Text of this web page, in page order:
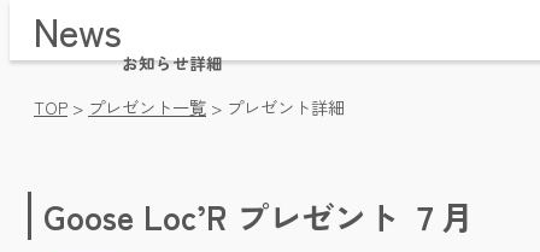
Time Table / 番組表
News / お知らせ・プレゼント
Message / メッセージ・リクエスト
Videos / 動画アーカイブ
Facebook / フェイスブック
News
お知らせ詳細
TOP > プレゼント一覧 > プレゼント詳細
Goose Loc’R プレゼント ７月